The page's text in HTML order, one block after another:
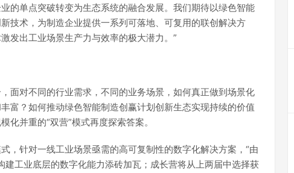
的单点突破转变为生态系统的融合发展。我们期待以绿色智能
技术，为制造企业提供一系列可落地、可复用的联创解决方
发出工业场景生产力与效率的极大潜力。”
面对不同的行业需求，不同的业务场景，如何真正做到场景化
富？如何推动绿色智能制造创赢计划创新生态实现持续的价值
并重的“双营”模式再度探索答案。
，针对一线工业场景亟需的高可复制性的数字化解决方案，“由
工业底层的数字化能力添砖加瓦；成长营将从上两届中选择获